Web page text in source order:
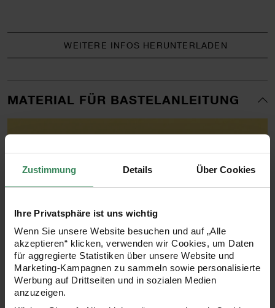
Zustimmung Details Über Cookies
Ihre Privatsphäre ist uns wichtig
Wenn Sie unsere Website besuchen und auf „Alle
akzeptieren“ klicken, verwenden wir Cookies, um Daten
für aggregierte Statistiken über unsere Website und
Marketing-Kampagnen zu sammeln sowie personalisierte
Werbung auf Drittseiten und in sozialen Medien
anzuzeigen.
WEITERE INFOS HERUNTERLADEN
MATERIAL FÜR BASTELANLEITUNG